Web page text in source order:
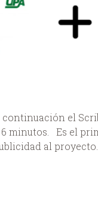
continuación el
minutos. Es el
al proyecto.